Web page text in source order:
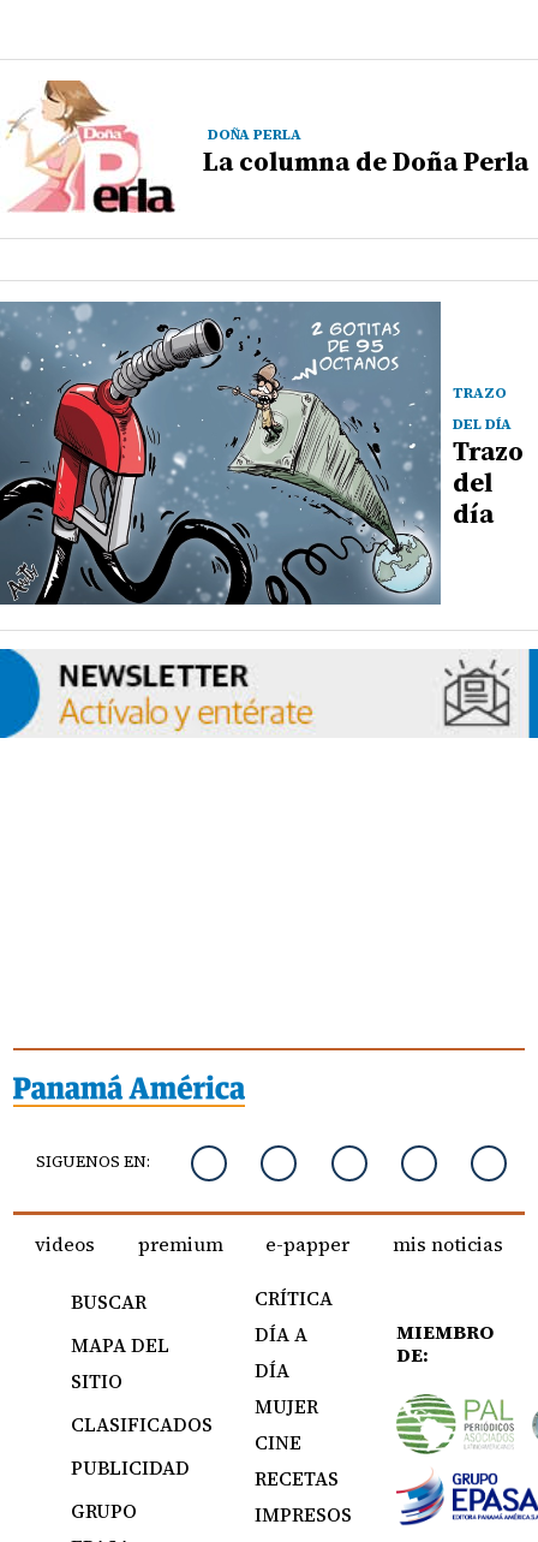
DOÑA PERLA
La columna de Doña Perla
TRAZO
DEL DÍA
Trazo
del
día
SIGUENOS EN:
videos premium e-papper mis noticias
BUSCAR
MAPA DEL
SITIO
CLASIFICADOS
PUBLICIDAD
GRUPO
CRÍTICA
DÍA A
DÍA
MUJER
CINE
RECETAS
IMPRESOS
MIEMBRO
DE: